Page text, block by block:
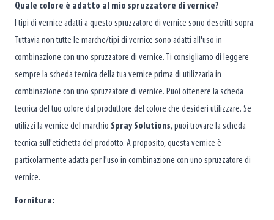
Quale colore è adatto al mio spruzzatore di vernice?
I tipi di vernice adatti a questo spruzzatore di vernice sono descritti sopra.
Tuttavia non tutte le marche/tipi di vernice sono adatti all'uso in
combinazione con uno spruzzatore di vernice. Ti consigliamo di leggere
sempre la scheda tecnica della tua vernice prima di utilizzarla in
combinazione con uno spruzzatore di vernice. Puoi ottenere la scheda
tecnica del tuo colore dal produttore del colore che desideri utilizzare. Se
utilizzi la vernice del marchio Spray Solutions, puoi trovare la scheda
tecnica sull'etichetta del prodotto. A proposito, questa vernice è
particolarmente adatta per l'uso in combinazione con uno spruzzatore di
vernice.
Fornitura: